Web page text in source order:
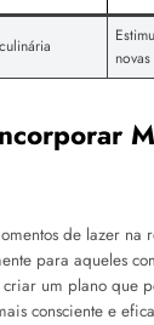
de lazer na
para aqueles
criar um plano que
consciente e